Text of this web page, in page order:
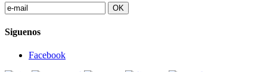
OK
Siguenos
Facebook